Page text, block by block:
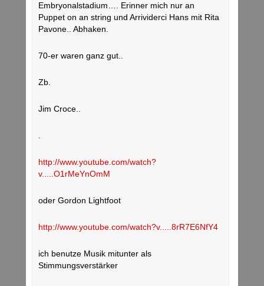
Embryonalstadium…. Erinner mich nur an
Puppet on an string und Arrividerci Hans mit Rita
Pavone.. Abhaken.
70-er waren ganz gut..
Zb.
Jim Croce..
http://www.youtube.com/watch?
v.....O1rMeYnOmM
oder Gordon Lightfoot
http://www.youtube.com/watch?v.....8rR7E6NfY4
ich benutze Musik mitunter als
Stimmungsverstärker